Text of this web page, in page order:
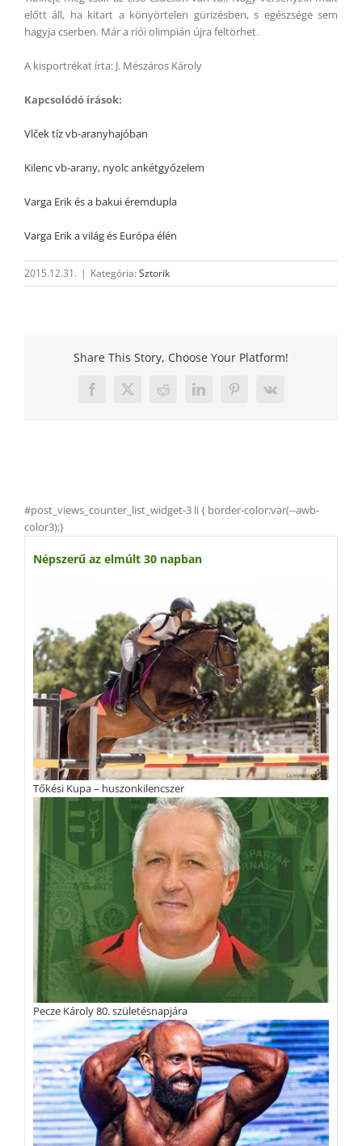
előtt áll, ha kitart a könyörtelen gürizésben, s egészsége sem
hagyja cserben. Már a riói olimpián újra feltörhet.
A kisportrékat írta: J. Mészáros Károly
Kapcsolódó írások:
Vlčektíz vb-aranyhajóban
Kilenc vb-arany, nyolc ankétgyőzelem
Varga Erik és a bakui éremdupla
Varga Erik a világ és Európa élén
2015.12.31. | Kategória: Sztorik
Share This Story, Choose Your Platform!
Facebook
X RedditLinkedInPinterest
Vk
#post_views_counter_list_widget-3 li { border-color:var(--awb-
color3);}
Népszerű az elmúlt 30 napban
Tőkési Kupa – huszonkilencszer
Pecze Károly 80. születésnapjára